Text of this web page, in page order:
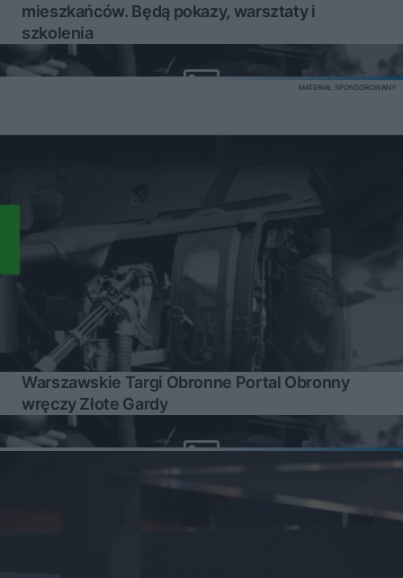
mieszkańców. Będą pokazy, warsztaty i
szkolenia
Warszawskie Targi Obronne Portal Obronny
wręczy Złote Gardy
MATERIAŁ SPONSOROWANY